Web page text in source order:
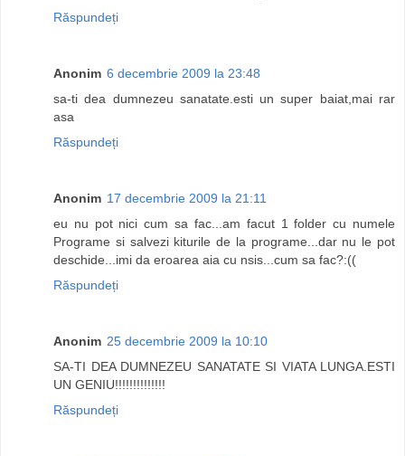
Răspundeți
Anonim 6 decembrie 2009 la 23:48
sa-ti dea dumnezeu sanatate.esti un super baiat,mai rar
asa
Răspundeți
Anonim 17 decembrie 2009 la 21:11
eu nu pot nici cum sa fac...am facut 1 folder cu numele
Programe si salvezi kiturile de la programe...dar nu le pot
deschide...imi da eroarea aia cu nsis...cum sa fac?:((
Răspundeți
Anonim 25 decembrie 2009 la 10:10
SA-TI DEA DUMNEZEU SANATATE SI VIATA LUNGA.ESTI
UN GENIU!!!!!!!!!!!!!!
Răspundeți